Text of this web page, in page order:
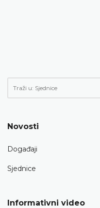
Novosti
Događaji
Sjednice
Informativni video